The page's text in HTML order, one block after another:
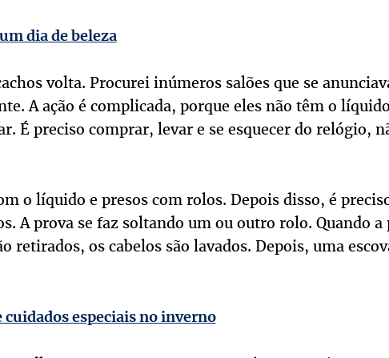
dia de beleza
volta. Procurei inúmeros salões que se
A ação é complicada, porque eles não têm o líquido
É preciso comprar, levar e se esquecer do relógio,
o líquido e presos com rolos. Depois disso, é
A prova se faz soltando um ou outro rolo. Quando a
retirados, os cabelos são lavados. Depois, uma
cuidados especiais no inverno